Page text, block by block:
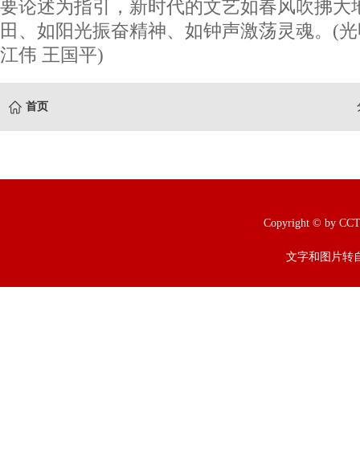
要论述为指引，新时代的文艺如春风吹拂大
田、如阳光振奋精神、如钟声激荡灵魂。(
江伟 王国平)
首页
Copyright © by
文字和图片转